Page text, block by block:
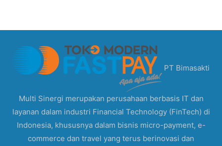
PT Bimasakti
Multi Sinergi merupakan perusahaan berbasis IT dan
layanan dalam industri Financial Technology (FinTech) di
Indonesia, khususnya dalam bisnis micro-payment, e-
commerce dan travel yang terus berinovasi dan